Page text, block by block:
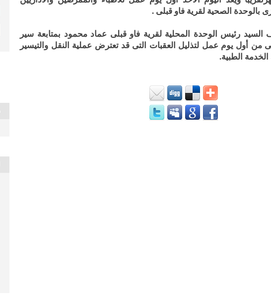
بالوحدة الصحية لقرية فاو قبلى .
رئيس الوحدة المحلية لقرية فاو قبلى عماد محمود بمتابعة سير
من أول يوم عمل لتذليل العقبات التى قد تعترض عملية النقل والتيسير
الطبية.